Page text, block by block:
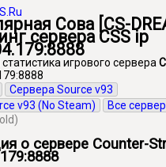
Сова [CS-
сервера CSS ip
игрового сервера
Сервера Source v93
v93 (No Steam)
Все
о сервере Counter-